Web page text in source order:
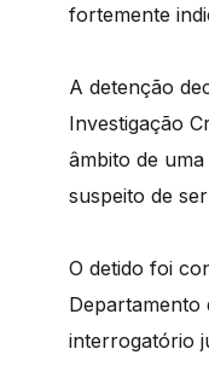
fortemente
A detenção
Investigação
âmbito de
suspeito de
O detido foi
Departamento
interrogatório